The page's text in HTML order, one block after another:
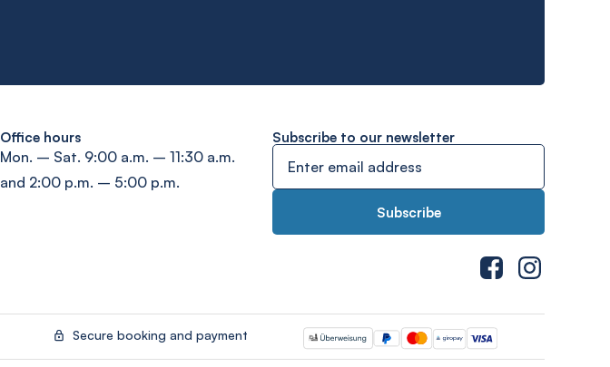
Office hours
Mon. – Sat. 9:00 a.m. – 11:30 a.m.
and 2:00 p.m. – 5:00 p.m.
Subscribe to our newsletter
Secure booking and payment